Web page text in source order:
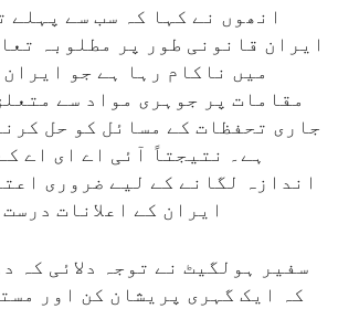
انھوں نے کہا کہ سب سے پہلے
ایران قانونی طور پر مطلوبہ
میں ناکام رہا ہے جو ایران
مقامات پر جوہری مواد سے
جاری تحفظات کے مسائل کو حل
ہے۔ نتیجتاً آئی اے ای اے
اندازہ لگانے کے لیے ضروری
ایران کے اعلانات
سفیر ہولگیٹ نے توجہ دلائی کہ
کہ ایک گہری پریشان کن اور